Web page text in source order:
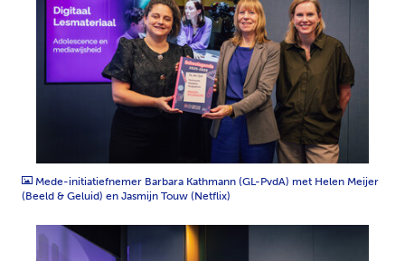
Mede-initiatiefnemer Barbara Kathmann (GL-PvdA) met Helen Meijer
(Beeld & Geluid) en Jasmijn Touw (Netflix)